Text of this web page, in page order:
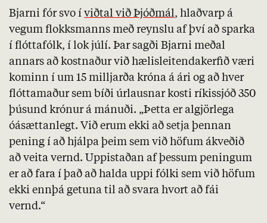
Bjarni fór svo í viðtal við Þjóðmál, hlaðvarp á
vegum flokksmanns með reynslu af því að sparka
í flóttafólk, í lok júlí. Þar sagði Bjarni meðal
annars að kostnaður við hælisleitendakerfið væri
kominn í um 15 milljarða króna á ári og að hver
flóttamaður sem bíði úrlausnar kosti ríkissjóð 350
þúsund krónur á mánuði. „Þetta er algjörlega
óásættanlegt. Við erum ekki að setja þennan
pening í að hjálpa þeim sem við höfum ákveðið
að veita vernd. Uppistaðan af þessum peningum
er að fara í það að halda uppi fólki sem við höfum
ekki ennþá getuna til að svara hvort að fái
vernd.“